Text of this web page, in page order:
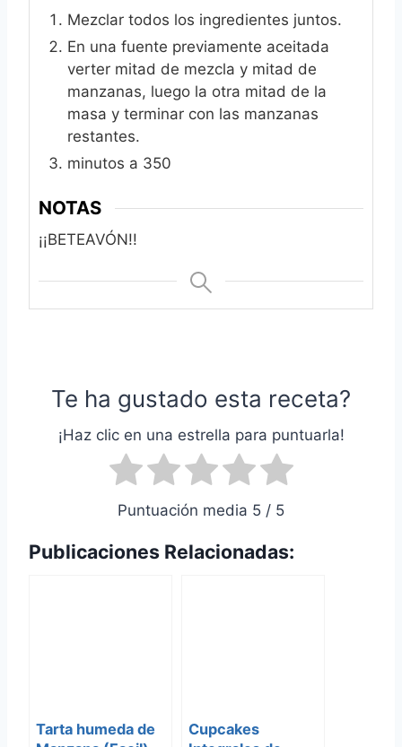
Mezclar todos los ingredientes juntos.
En una fuente previamente aceitada
verter mitad de mezcla y mitad de
manzanas, luego la otra mitad de la
masa y terminar con las manzanas
restantes.
minutos a 350
NOTAS
¡¡BETEAVÓN!!
Te ha gustado esta receta?
¡Haz clic en una estrella para puntuarla!
Puntuación media 5 / 5
Publicaciones Relacionadas:
Tarta humeda de
Cupcakes